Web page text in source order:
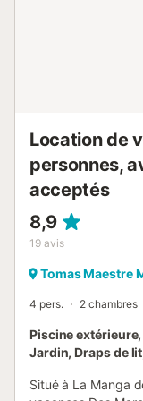
Location de
personnes,
acceptés
8,9
19 avis
Tomas Maestre
4 pers. 2 chambres
Piscine
Jardin, Draps de
Situé à La Manga